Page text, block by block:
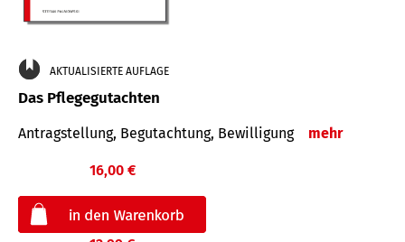
AKTUALISIERTE AUFLAGE
Das Pflegegutachten
Antragstellung, Begutachtung, Bewilligung mehr
16,00 €